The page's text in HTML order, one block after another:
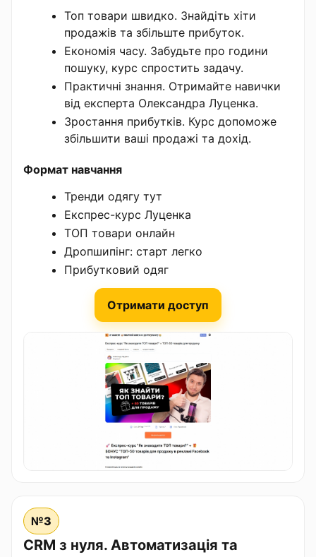
Топ товари швидко. Знайдіть хіти
продажів та збільште прибуток.
Економія часу. Забудьте про години
пошуку, курс спростить задачу.
Практичні знання. Отримайте навички
від експерта Олександра Луценка.
Зростання прибутків. Курс допоможе
збільшити ваші продажі та дохід.
Формат навчання
Тренди одягу тут
Експрес-курс Луценка
ТОП товари онлайн
Дропшипінг: старт легко
Прибутковий одяг
Отримати доступ
№3
CRM з нуля. Автоматизація та